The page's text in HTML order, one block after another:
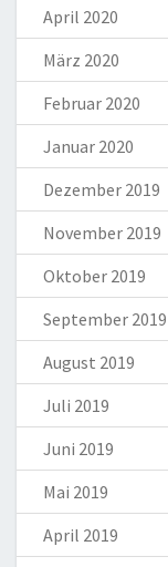
April 2020
März 2020
Februar 2020
Januar 2020
Dezember 2019
November 2019
Oktober 2019
September 2019
August 2019
Juli 2019
Juni 2019
Mai 2019
April 2019